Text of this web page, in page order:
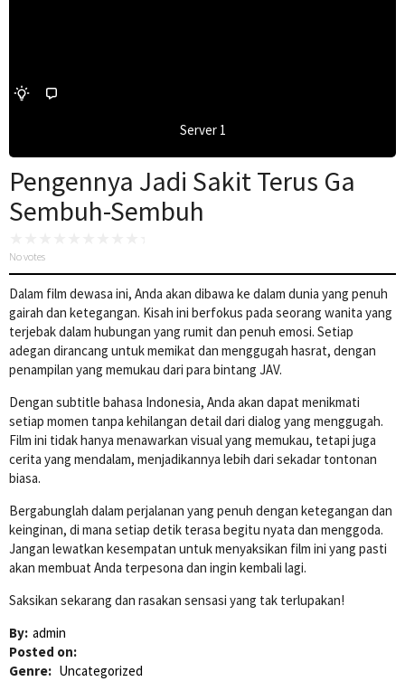
Server 1
Pengennya Jadi Sakit Terus Ga
Sembuh-Sembuh
No votes
Dalam film dewasa ini, Anda akan dibawa ke dalam dunia yang penuh
gairah dan ketegangan. Kisah ini berfokus pada seorang wanita yang
terjebak dalam hubungan yang rumit dan penuh emosi. Setiap
adegan dirancang untuk memikat dan menggugah hasrat, dengan
penampilan yang memukau dari para bintang JAV.
Dengan subtitle bahasa Indonesia, Anda akan dapat menikmati
setiap momen tanpa kehilangan detail dari dialog yang menggugah.
Film ini tidak hanya menawarkan visual yang memukau, tetapi juga
cerita yang mendalam, menjadikannya lebih dari sekadar tontonan
biasa.
Bergabunglah dalam perjalanan yang penuh dengan ketegangan dan
keinginan, di mana setiap detik terasa begitu nyata dan menggoda.
Jangan lewatkan kesempatan untuk menyaksikan film ini yang pasti
akan membuat Anda terpesona dan ingin kembali lagi.
Saksikan sekarang dan rasakan sensasi yang tak terlupakan!
By: admin
Posted on:
Genre: Uncategorized